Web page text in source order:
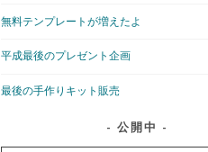
無料テンプレートが増えたよ
平成最後のプレゼント企画
最後の手作りキット販売
公開中